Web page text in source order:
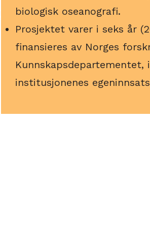
biologisk oseanografi.
Prosjektet varer i seks år
finansieres av Norges
institusjonenes